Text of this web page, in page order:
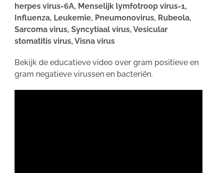
herpes virus-6A, Menselijk lymfotroop virus-1,
Influenza, Leukemie, Pneumonovirus, Rubeola,
Sarcoma virus, Syncytiaal virus, Vesicular
stomatitis virus, Visna virus
Bekijk de educatieve video over gram positieve en
gram negatieve virussen en bacteriën.